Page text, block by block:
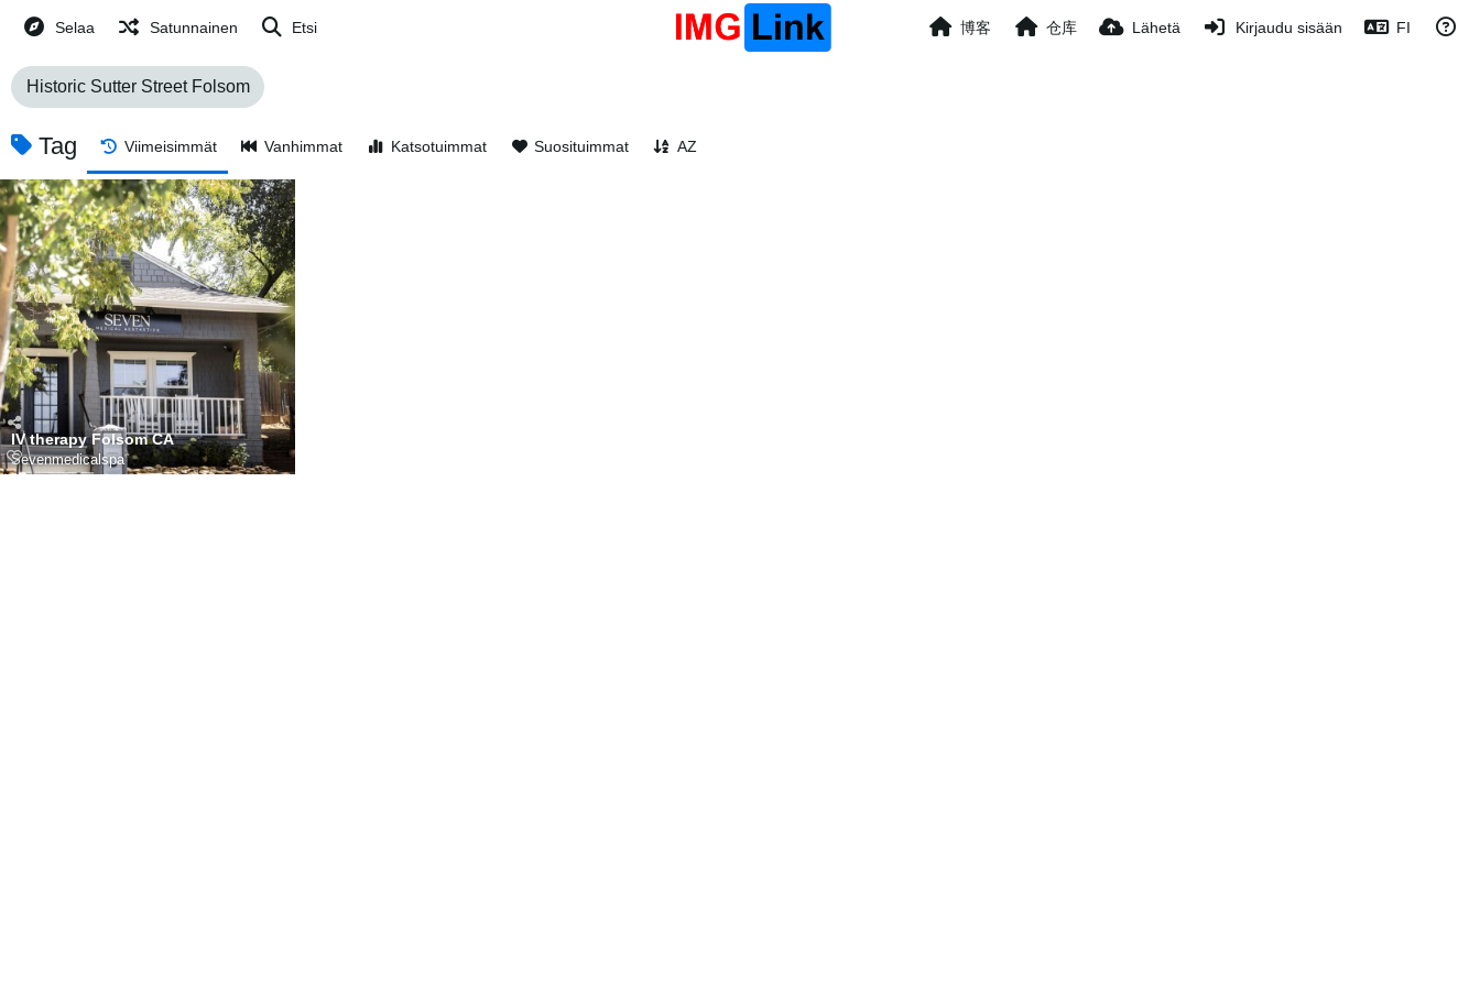
Selaa Satunnainen Etsi 博客 仓库 Lähetä Kirjaudu sisään FI
Historic Sutter Street Folsom
Tag Viimeisimmät Vanhimmat Katsotuimmat Suosituimmat AZ
IV therapy Folsom CA
Sevenmedicalspa